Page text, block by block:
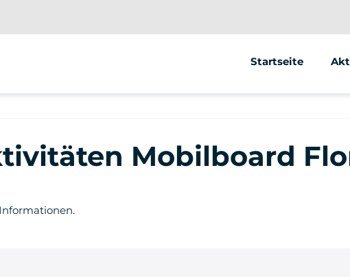
Startseite
Mobilboard